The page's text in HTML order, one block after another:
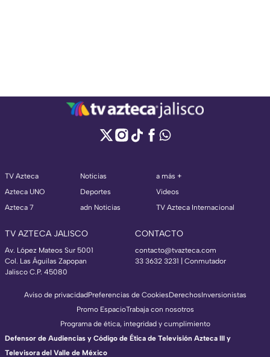
TV Azteca
Azteca UNO
Azteca 7
Noticias
Deportes
adn Noticias
a más +
Videos
TV Azteca Internacional
TV AZTECA JALISCO
Av. López Mateos Sur 5001
Col. Las Águilas Zapopan
Jalisco C.P. 45080
CONTACTO
contacto@tvazteca.com
33 3632 3231 | Conmutador
Aviso de privacidadPreferencias de CookiesDerechosInversionistas
Promo EspacioTrabaja con nosotros
Programa de ética, integridad y cumplimiento
Defensor de Audiencias y Código de Ética de Televisión Azteca III y
Televisora del Valle de México